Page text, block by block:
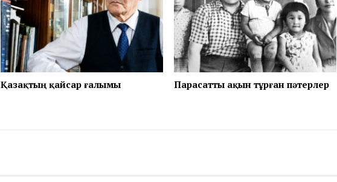
Қазақтың қайсар ғалымы Парасатты ақын тұрған пәтерлер